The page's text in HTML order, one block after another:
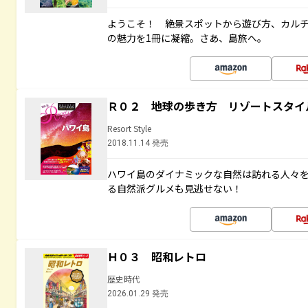
ようこそ！ 絶景スポットから遊び方、カル
の魅力を1冊に凝縮。さあ、島旅へ。
Ｒ０２ 地球の歩き方 リゾートスタ
Resort Style
2018.11.14 発売
ハワイ島のダイナミックな自然は訪れる人々
る自然派グルメも見逃せない！
Ｈ０３ 昭和レトロ
歴史時代
2026.01.29 発売